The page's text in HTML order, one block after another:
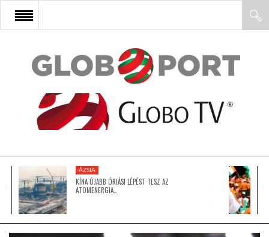
FŐOLDAL
AFRIKA
ÁZSIA
ÁZSIA
KÍNA ÚJABB ÓRIÁSI LÉPÉST TESZ AZ
ATOMENERGIA…